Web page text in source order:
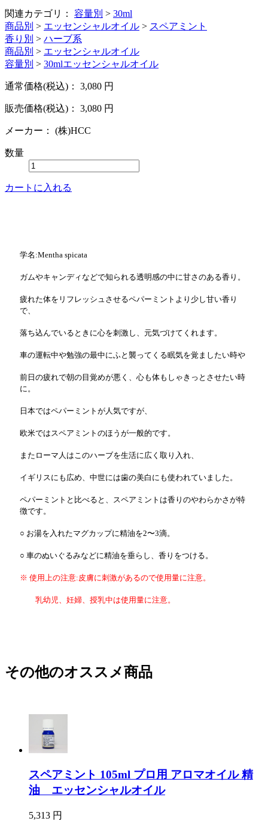
関連カテゴリ： 容量別 > 30ml
商品別 > エッセンシャルオイル > スペアミント
香り別 > ハーブ系
商品別 > エッセンシャルオイル
容量別 > 30mlエッセンシャルオイル
通常価格(税込)： 3,080 円
販売価格(税込)： 3,080 円
メーカー： (株)HCC
数量
カートに入れる
学名:Mentha spicata
ガムやキャンディなどで知られる透明感の中に甘さのある香り。
疲れた体をリフレッシュさせるペパーミントより少し甘い香り
で、
落ち込んでいるときに心を刺激し、元気づけてくれます。
車の運転中や勉強の最中にふと襲ってくる眠気を覚ましたい時や
前日の疲れで朝の目覚めが悪く、心も体もしゃきっとさせたい時
に。
日本ではペパーミントが人気ですが、
欧米ではスペアミントのほうが一般的です。
またローマ人はこのハーブを生活に広く取り入れ、
イギリスにも広め、中世には歯の美白にも使われていました。
ペパーミントと比べると、スペアミントは香りのやわらかさが特
徴です。
○ お湯を入れたマグカップに精油を2〜3滴。
○ 車のぬいぐるみなどに精油を垂らし、香りをつける。
※ 使用上の注意:皮膚に刺激があるので使用量に注意。
乳幼児、妊婦、授乳中は使用量に注意。
その他のオススメ商品
スペアミント 105ml プロ用 アロマオイル 精
油 エッセンシャルオイル
5,313 円